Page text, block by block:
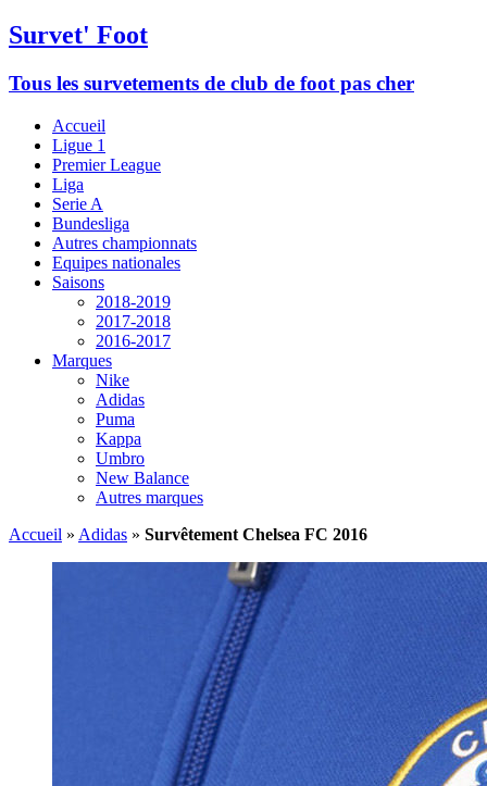
Survet' Foot
Tous les survetements de club de foot pas cher
Accueil
Ligue 1
Premier League
Liga
Serie A
Bundesliga
Autres championnats
Equipes nationales
Saisons
2018-2019
2017-2018
2016-2017
Marques
Nike
Adidas
Puma
Kappa
Umbro
New Balance
Autres marques
Accueil » Adidas » Survêtement Chelsea FC 2016